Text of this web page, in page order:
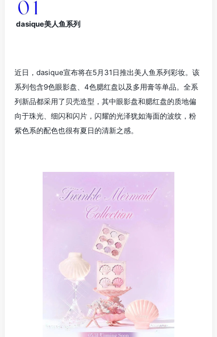
dasique美人鱼系列
近日，dasique宣布将在5月31日推出美人鱼系列彩妆。该
系列包含9色眼影盘、4色腮红盘以及多用膏等单品。全系
列新品都采用了贝壳造型，其中眼影盘和腮红盘的质地偏
向于珠光、细闪和闪片，闪耀的光泽犹如海面的波纹，粉
紫色系的配色也很有夏日的清新之感。